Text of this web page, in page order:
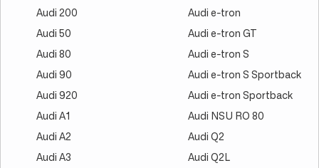
Audi 200
Audi 50
Audi 80
Audi 90
Audi 920
Audi A1
Audi A2
Audi A3
Audi e-tron
Audi e-tron GT
Audi e-tron S
Audi e-tron S Sportback
Audi e-tron Sportback
Audi NSU RO 80
Audi Q2
Audi Q2L